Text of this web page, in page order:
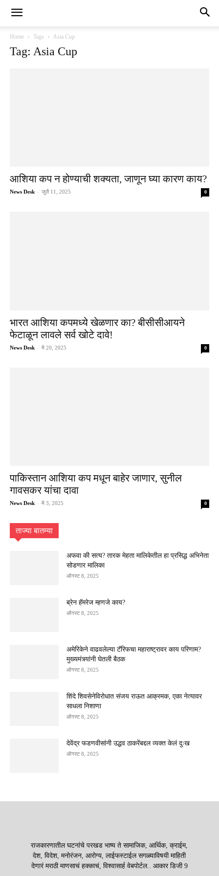
Home Tags Asia Cup
Tag: Asia Cup
आशिया कप न होण्याची शक्यता, जाणून घ्या कारण काय?
News Desk - जुलै 11, 2025 0
भारत आशिया कपमध्ये खेळणार का? बीसीसीआयने
फेटाळून लावले सर्व खोटे दावे!
News Desk - मे 20, 2025 0
पाकिस्तान आशिया कप मधून बाहेर जाणार, सुनील
गावसकर यांचा दावा
News Desk - मे 3, 2025 0
ताज्या बातम्या
अफवा की सत्य? तारक मेहता मालिकेतील हा प्रसिद्ध अभिनेता
सोडणार मालिका
ऑगस्ट 8, 2025
ब्रेन हॅमरेज म्हणजे काय?
ऑगस्ट 8, 2025
अमेरिकेने वाढवलेल्या टॅरिफचा महाराष्ट्रावर काय परिणाम?
मुख्यमंत्र्यांनी घेतली बैठक
ऑगस्ट 8, 2025
शिंदे शिवसेनेविरोधात संजय राऊत आक्रमक, एका नेत्यावर
साधला निशाणा
ऑगस्ट 8, 2025
देवेंद्र फडणवीसांनी उद्धव ठाकरेंबद्दल व्यक्त केलं दुःख
ऑगस्ट 8, 2025
राजकारणातील घटनांचे परखड भाष्य ते सामाजिक, आर्थिक, क्राईम,
देश, विदेश, मनोरंजन, आरोग्य, लाईफस्टाईल सगळ्याविषयी माहिती
देणारं मराठी माणसाचं हक्काचं, विश्वासार्ह वेबपोर्टल.. आकार डिजी 9